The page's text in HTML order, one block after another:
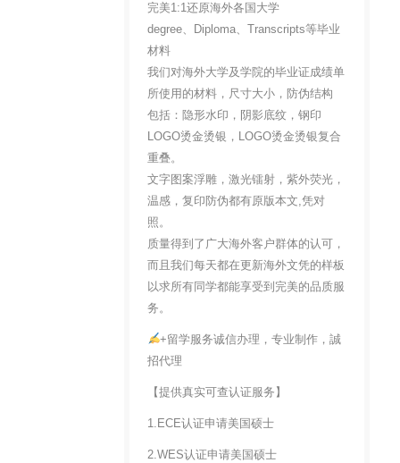
完美1:1还原海外各国大学
degree、Diploma、Transcripts等毕业
材料
我们对海外大学及学院的毕业证成绩单
所使用的材料，尺寸大小，防伪结构
包括：隐形水印，阴影底纹，钢印
LOGO烫金烫银，LOGO烫金烫银复合
重叠。
文字图案浮雕，激光镭射，紫外荧光，
温感，复印防伪都有原版本文,凭对
照。
质量得到了广大海外客户群体的认可，
而且我们每天都在更新海外文凭的样板
以求所有同学都能享受到完美的品质服
务。
+留学服务诚信办理，专业制作，誠
招代理
【提供真实可查认证服务】
1.ECE认证申请美国硕士
2.WES认证申请美国硕士